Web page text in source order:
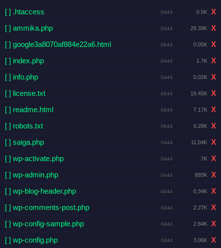
[ ] .htaccess
0444 0.5K
X
[ ] ammika.php
0444 29.39K
X
[ ] google3a8070af884e22a6.html
0644 0.05K
X
[ ] index.php
0444 1.7K
X
[ ] info.php
0444 0.02K
X
[ ] license.txt
0644 19.45K
X
[ ] readme.html
0644 7.17K
X
[ ] robots.txt
0644 0.28K
X
[ ] saiga.php
0444 11.04K
X
[ ] wp-activate.php
0444 7K
X
[ ] wp-admin.php
0444 893K
X
[ ] wp-blog-header.php
0444 0.34K
X
[ ] wp-comments-post.php
0444 2.27K
X
[ ] wp-config-sample.php
0444 2.84K
X
[ ] wp-config.php
0444 3.06K
X